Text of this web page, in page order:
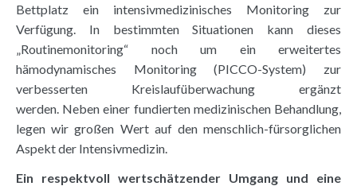
Bettplatz ein intensivmedizinisches Monitoring zur
Verfügung. In bestimmten Situationen kann dieses
„Routinemonitoring“ noch um ein erweitertes
hämodynamisches Monitoring (PICCO-System) zur
verbesserten Kreislaufüberwachung ergänzt
werden. Neben einer fundierten medizinischen Behandlung,
legen wir großen Wert auf den menschlich-fürsorglichen
Aspekt der Intensivmedizin.
Ein respektvoll wertschätzender Umgang und eine